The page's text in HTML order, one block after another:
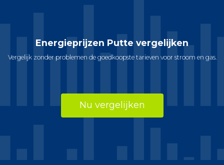
Energieprijzen Putte vergelijken
Vergelijk zonder problemen de goedkoopste tarieven voor stroom en gas.
Nu vergelijken